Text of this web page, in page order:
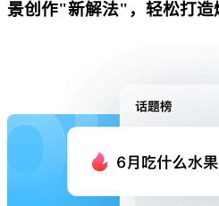
景创作"新解法"，轻松打造